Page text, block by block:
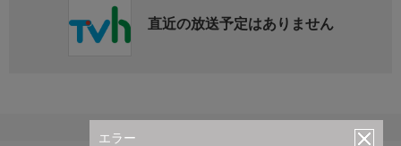
エラー
直近の放送予定はありません